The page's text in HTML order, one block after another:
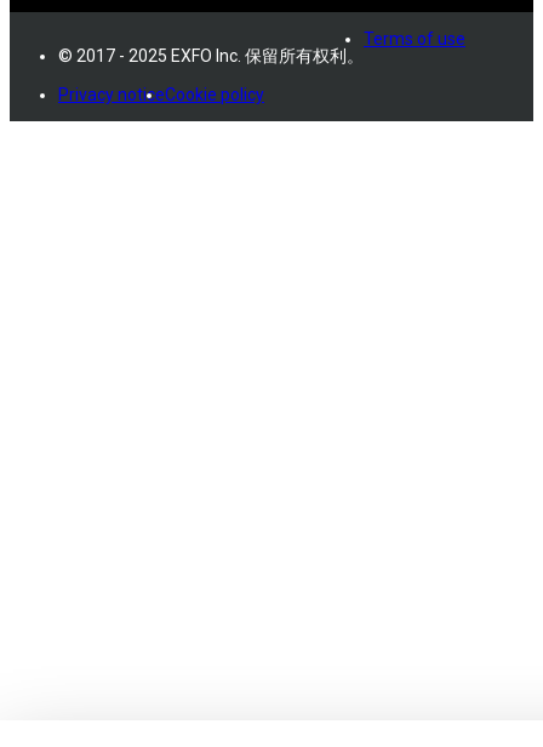
© 2017 - 2025 EXFO Inc. 保留所有权利。
Terms of use
Privacy noticeCookie policy